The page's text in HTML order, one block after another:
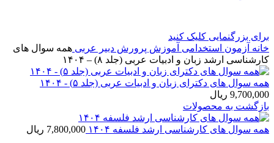
برای بزرگنمایی کلیک کنید
خانه آزمون استخدامی آموزش پرورش دبير عربی همه سوال های
کارشناسی ارشد زبان و ادبیات عربی (جلد ۸) – ۱۴۰۴
همه سوال های دکترای زبان و ادبیات عربی (جلد ۵) - ۱۴۰۴
9,700,000 ریال
بازگشت به محصولات
همه سوال های کارشناسی ارشد فلسفه ۱۴۰۴ 7,800,000 ریال